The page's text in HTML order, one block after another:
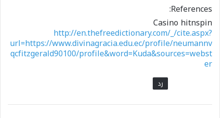
References:
Casino hitnspin
http://en.thefreedictionary.com/_/cite.aspx?
url=https://www.divinagracia.edu.ec/profile/neumannv
qcfitzgerald90100/profile&word=Kuda&sources=webst
er
رد